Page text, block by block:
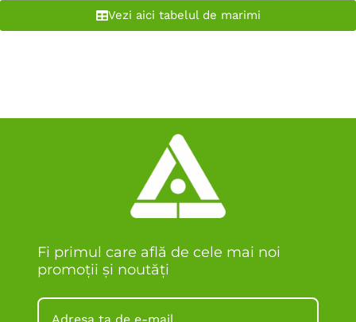
Vezi aici tabelul de marimi
Fi primul care află de cele mai noi
promoții și noutăți